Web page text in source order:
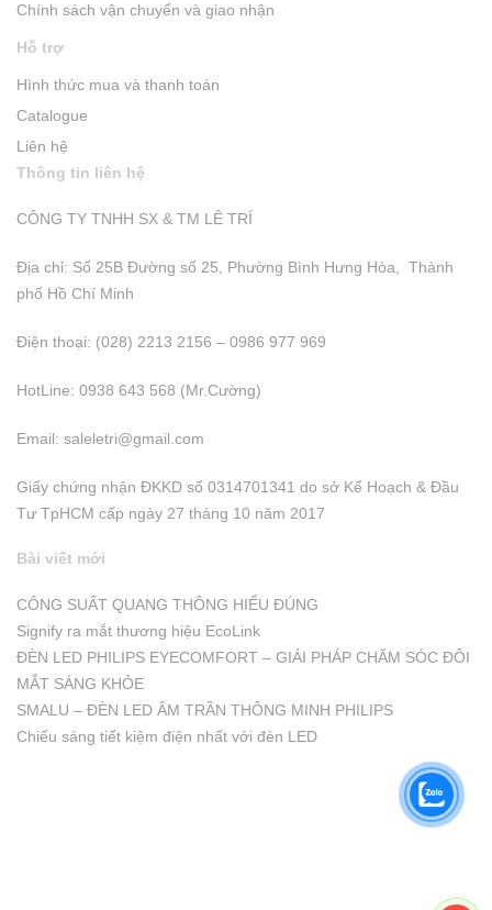
Chính sách vận chuyển và giao nhận
Hỗ trợ
Hình thức mua và thanh toán
Catalogue
Liên hệ
Thông tin liên hệ
CÔNG TY TNHH SX & TM LÊ TRÍ
Địa chỉ: Số 25B Đường số 25, Phường Bình Hưng Hòa, Thành
phố Hồ Chí Minh
Điện thoại: (028) 2213 2156 – 0986 977 969
HotLine: 0938 643 568 (Mr.Cường)
Email: saleletri@gmail.com
Giấy chứng nhận ĐKKD số 0314701341 do sở Kể Hoạch & Đầu
Tư TpHCM cấp ngày 27 tháng 10 năm 2017
Bài viết mới
CÔNG SUẤT QUANG THÔNG HIỂU ĐÚNG
Signify ra mắt thương hiệu EcoLink
ĐÈN LED PHILIPS EYECOMFORT – GIẢI PHÁP CHĂM SÓC ĐÔI
MẮT SÁNG KHỎE
SMALU – ĐÈN LED ÂM TRẦN THÔNG MINH PHILIPS
Chiếu sáng tiết kiệm điện nhất với đèn LED